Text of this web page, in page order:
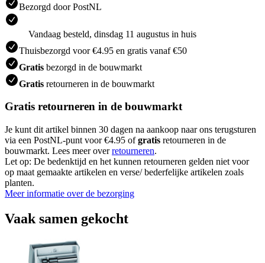
Bezorgd door PostNL
Vandaag besteld, dinsdag 11 augustus in huis
Thuisbezorgd voor €4.95 en gratis vanaf €50
Gratis bezorgd in de bouwmarkt
Gratis retourneren in de bouwmarkt
Gratis retourneren in de bouwmarkt
Je kunt dit artikel binnen 30 dagen na aankoop naar ons terugsturen
via een PostNL-punt voor €4.95 ofgratis retourneren in de
bouwmarkt. Lees meer overretourneren.
Let op: De bedenktijd en het kunnen retourneren gelden niet voor
op maat gemaakte artikelen en verse/ bederfelijke artikelen zoals
planten.
Meer informatie over de bezorging
Vaak samen gekocht